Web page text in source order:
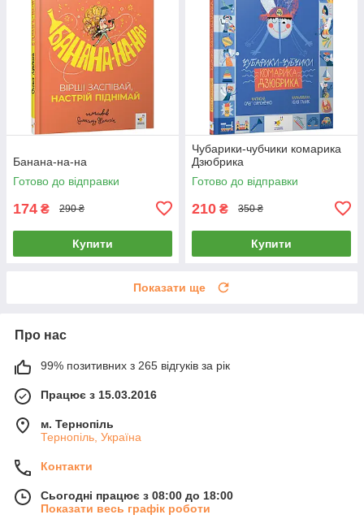
Банана-на-на
Готово до відправки
174 ₴ 290 ₴
Купити
Чубарики-чубчики комарика
Дзюбрика
Готово до відправки
210 ₴ 350 ₴
Купити
Показати ще
Про нас
99% позитивних з 265 відгуків за рік
Працює з 15.03.2016
м. Тернопіль
Тернопіль, Україна
Контакти
Сьогодні працює з 08:00 до 18:00
Показати весь графік роботи